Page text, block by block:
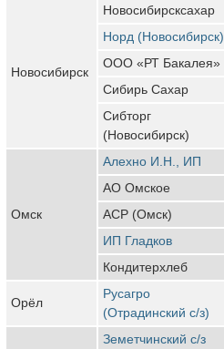
Новосибирск
Новосибирсксахар
Норд (Новосибирск)
ООО «РТ Бакалея»
Сибирь Сахар
Сибторг
(Новосибирск)
Омск
Алехно И.Н., ИП
АО Омское
АСР (Омск)
ИП Гладков
Кондитерхлеб
Орёл
Русагро
(Отрадинский с/з)
Земетчинский с/з